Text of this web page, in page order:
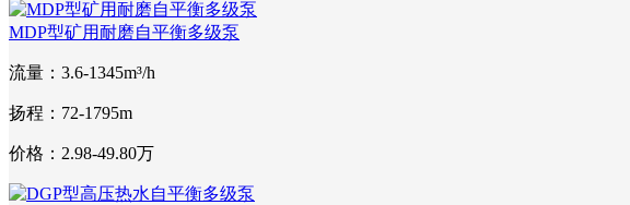
MDP型矿用耐磨自平衡多级泵
流量：3.6-1345m³/h
扬程：72-1795m
价格：2.98-49.80万